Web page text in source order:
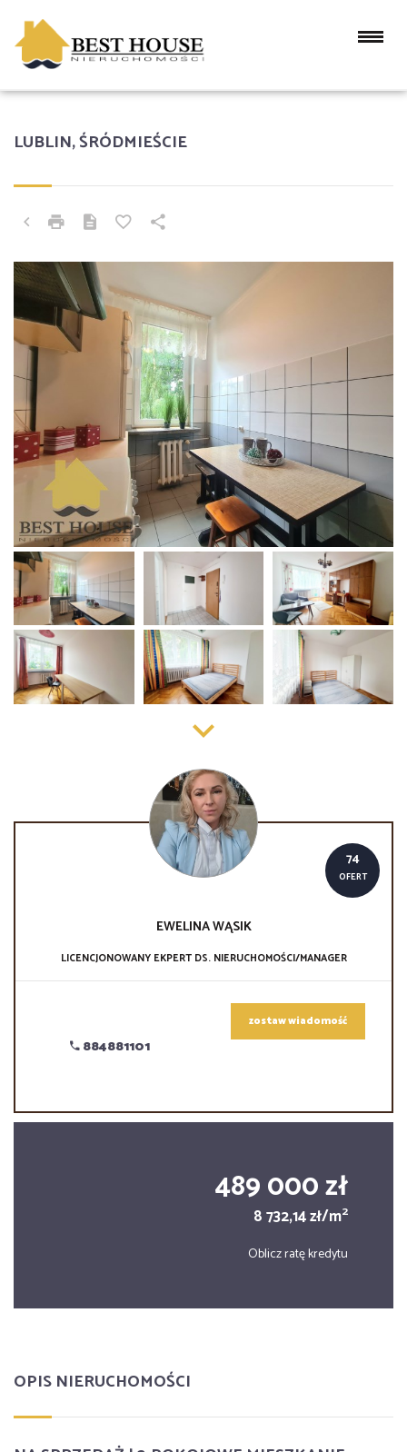
LUBLIN, ŚRÓDMIEŚCIE
74
OFERT
EWELINAWĄSIK
LICENCJONOWANY EKPERT DS. NIERUCHOMOŚCI/MANAGER
884881101
zostaw wiadomość
489 000 zł
8 732,14 zł/m2
Oblicz ratę kredytu
OPIS NIERUCHOMOŚCI